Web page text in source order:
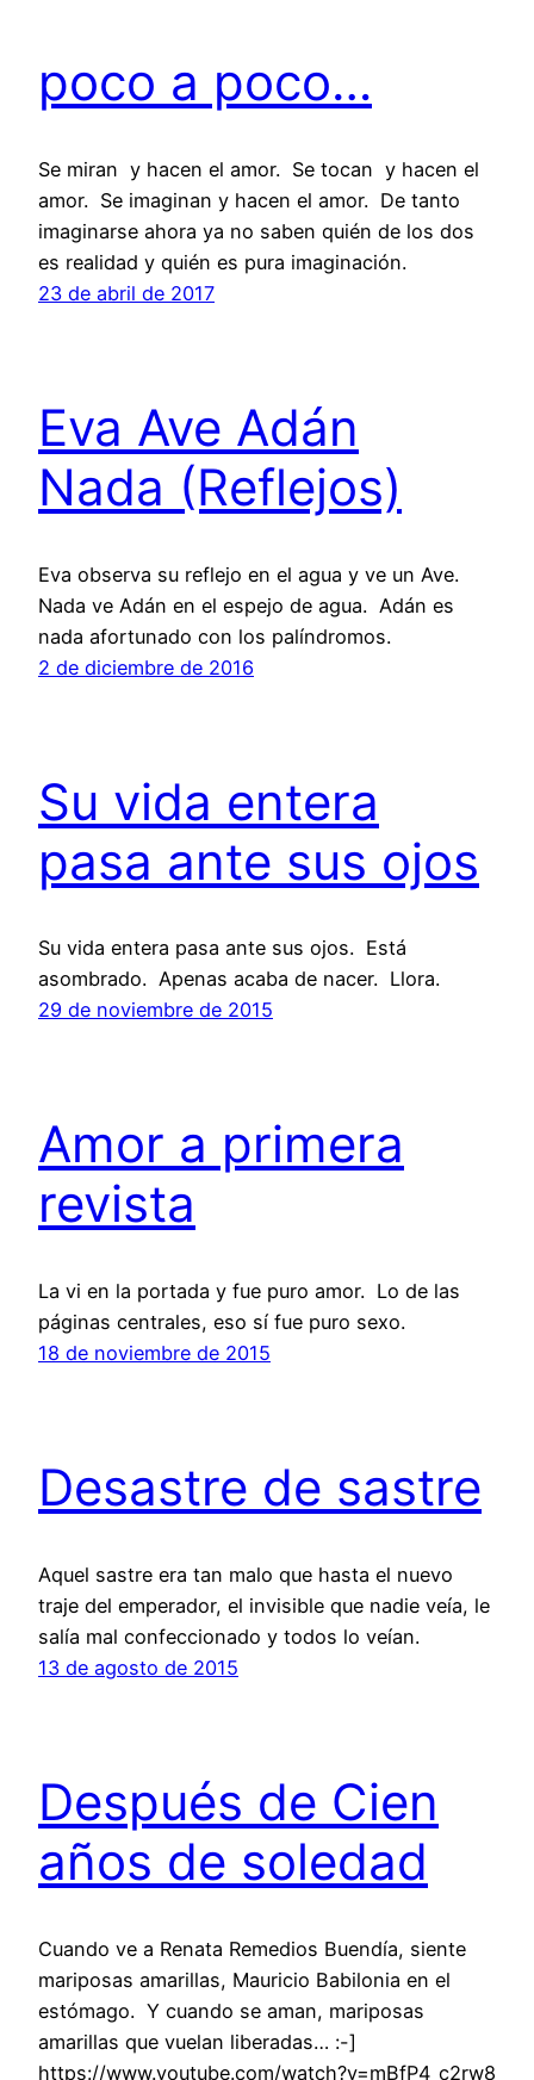
poco a poco…
Se miran y hacen el amor. Se tocan y hacen el
amor. Se imaginan y hacen el amor. De tanto
imaginarse ahora ya no saben quién de los dos
es realidad y quién es pura imaginación.
23 de abril de 2017
Eva Ave Adán
Nada (Reflejos)
Eva observa su reflejo en el agua y ve un Ave.
Nada ve Adán en el espejo de agua. Adán es
nada afortunado con los palíndromos.
2 de diciembre de 2016
Su vida entera
pasa ante sus ojos
Su vida entera pasa ante sus ojos. Está
asombrado. Apenas acaba de nacer. Llora.
29 de noviembre de 2015
Amor a primera
revista
La vi en la portada y fue puro amor. Lo de las
páginas centrales, eso sí fue puro sexo.
18 de noviembre de 2015
Desastre de sastre
Aquel sastre era tan malo que hasta el nuevo
traje del emperador, el invisible que nadie veía, le
salía mal confeccionado y todos lo veían.
13 de agosto de 2015
Después de Cien
años de soledad
Cuando ve a Renata Remedios Buendía, siente
mariposas amarillas, Mauricio Babilonia en el
estómago. Y cuando se aman, mariposas
amarillas que vuelan liberadas… :-]
https://www.youtube.com/watch?v=mBfP4_c2rw8